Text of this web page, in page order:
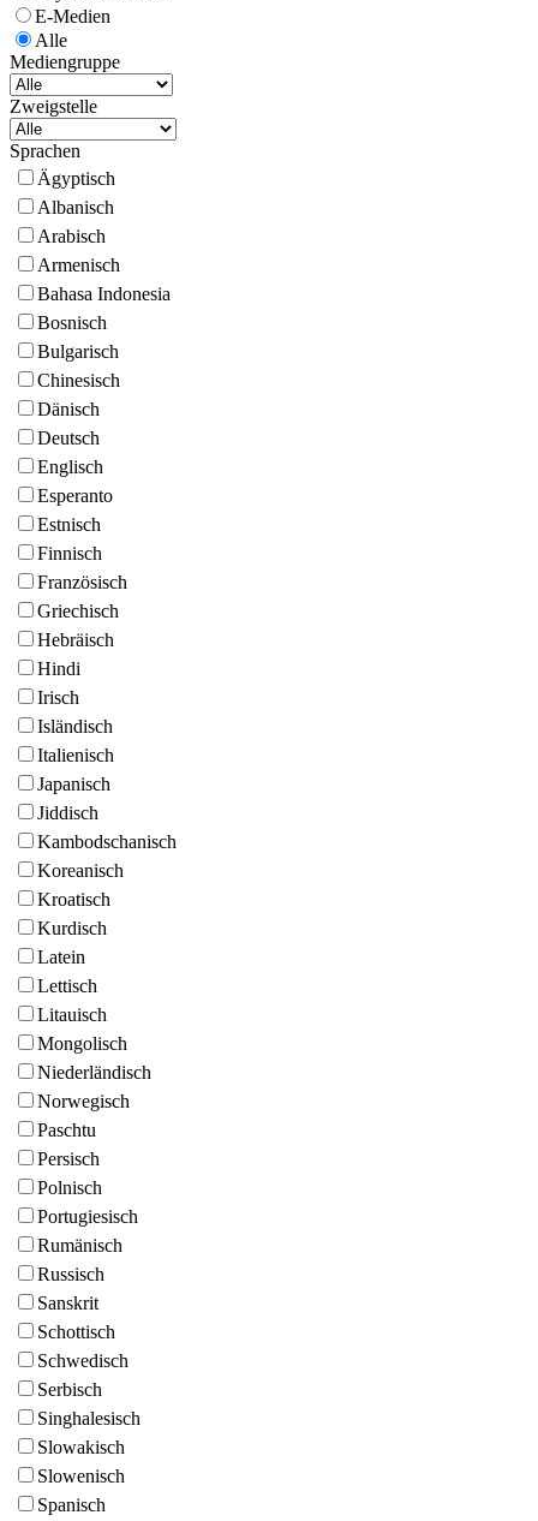
E-Medien
Alle
Mediengruppe
Zweigstelle
Sprachen
Ägyptisch
Albanisch
Arabisch
Armenisch
Bahasa Indonesia
Bosnisch
Bulgarisch
Chinesisch
Dänisch
Deutsch
Englisch
Esperanto
Estnisch
Finnisch
Französisch
Griechisch
Hebräisch
Hindi
Irisch
Isländisch
Italienisch
Japanisch
Jiddisch
Kambodschanisch
Koreanisch
Kroatisch
Kurdisch
Latein
Lettisch
Litauisch
Mongolisch
Niederländisch
Norwegisch
Paschtu
Persisch
Polnisch
Portugiesisch
Rumänisch
Russisch
Sanskrit
Schottisch
Schwedisch
Serbisch
Singhalesisch
Slowakisch
Slowenisch
Spanisch